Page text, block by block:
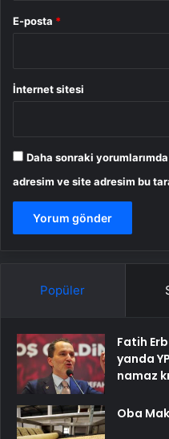
E-posta *
İnternet sitesi
Daha sonraki
adresim ve site adresim bu
Popüler
Fatih
yanda
namaz
Oba